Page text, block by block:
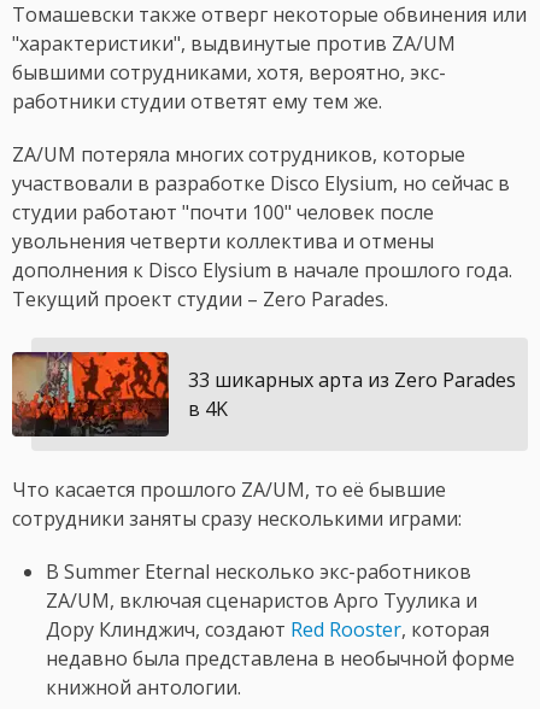
Томашевски также отверг некоторые обвинения или
"характеристики", выдвинутые против ZA/UM
бывшими сотрудниками, хотя, вероятно, экс-
работники студии ответят ему тем же.
ZA/UM потеряла многих сотрудников, которые
участвовали в разработке Disco Elysium, но сейчас в
студии работают "почти 100" человек после
увольнения четверти коллектива и отмены
дополнения к Disco Elysium в начале прошлого года.
Текущий проект студии – Zero Parades.
33 шикарных арта из Zero Parades
в 4K
Что касается прошлого ZA/UM, то её бывшие
сотрудники заняты сразу несколькими играми:
В Summer Eternal несколько экс-работников
ZA/UM, включая сценаристов Арго Туулика и
Дору Клинджич, создают Red Rooster, которая
недавно была представлена в необычной форме
книжной антологии.